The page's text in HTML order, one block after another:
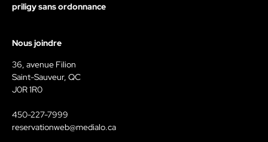
priligy sans ordonnance
Nous joindre
36, avenue Filion
Saint-Sauveur, QC
J0R 1R0
450-227-7999
reservationweb@medialo.ca